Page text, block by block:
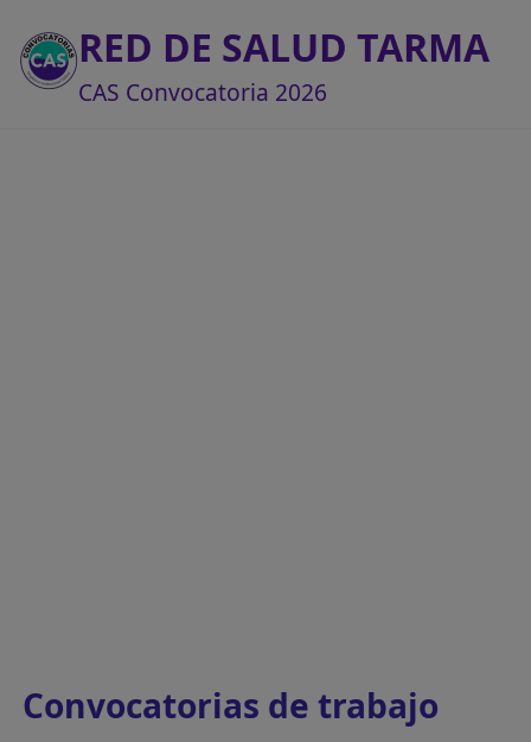
RED DE SALUD TARMA
CAS Convocatoria 2026
Convocatorias de trabajo